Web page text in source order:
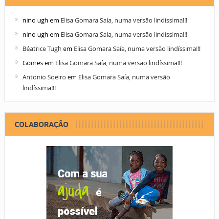
nino ugh em Elisa Gomara Saía, numa versão lindíssima!!!
nino ugh em Elisa Gomara Saía, numa versão lindíssima!!!
Béatrice Tugh em Elisa Gomara Saía, numa versão lindíssima!!!
Gomesem Elisa Gomara Saía, numa versão lindíssima!!!
Antonio Soeiro em Elisa Gomara Saía, numa versão
lindíssima!!!
COLABORAÇÃO